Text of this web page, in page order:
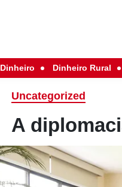
Dinheiro Dinheiro Rural
Uncategorized
A